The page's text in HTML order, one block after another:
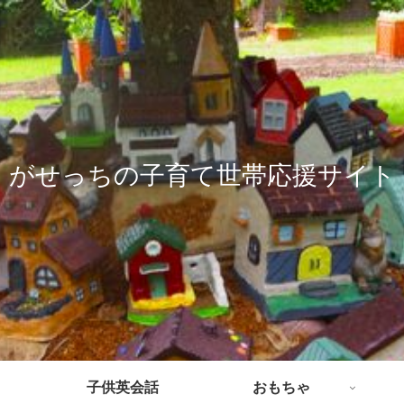
がせっちの子育て世帯応援サイト
子供英会話 おもちゃ